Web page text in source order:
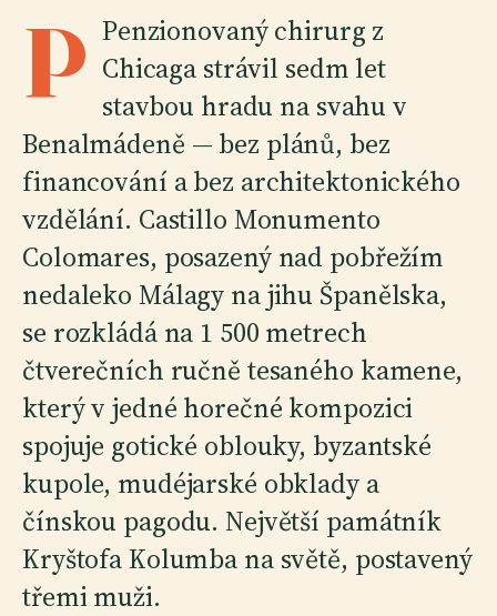
P Penzionovaný chirurg z
Chicaga strávil sedm let
stavbou hradu na svahu v
Benalmádeně — bez plánů, bez
financování a bez architektonického
vzdělání. Castillo Monumento
Colomares, posazený nad pobřežím
nedaleko Málagy na jihu Španělska,
se rozkládá na 1 500 metrech
čtverečních ručně tesaného kamene,
který v jedné horečné kompozici
spojuje gotické oblouky, byzantské
kupole, mudéjarské obklady a
čínskou pagodu. Největší památník
Kryštofa Kolumba na světě, postavený
třemi muži.